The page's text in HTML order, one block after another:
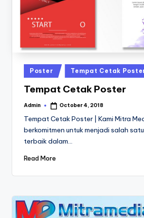
-
1
6
Jam
Posted
in
Poster Tempat Cetak
Tempat Cetak Poster
Posted
Admin October 4, 2018
Tempat Cetak Poster | Kami Mitra
berkomitmen untuk menjadi salah
terbaik dalam…
Read More